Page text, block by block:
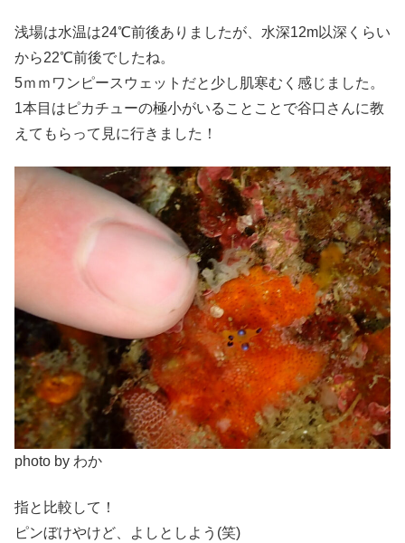
浅場は水温は24℃前後ありましたが、水深12m以深くらい
から22℃前後でしたね。
5ｍｍワンピースウェットだと少し肌寒むく感じました。
1本目はピカチューの極小がいることことで谷口さんに教
えてもらって見に行きました！
photo by わか
指と比較して！
ピンぼけやけど、よしとしよう(笑)